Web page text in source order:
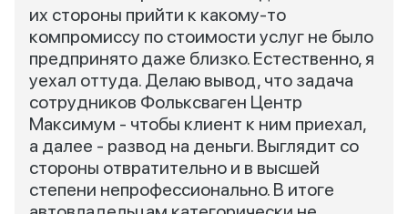
их стороны прийти к какому-то
компромиссу по стоимости услуг не было
предпринято даже близко. Естественно, я
уехал оттуда. Делаю вывод, что задача
сотрудников Фольксваген Центр
Максимум - чтобы клиент к ним приехал,
а далее - развод на деньги. Выглядит со
стороны отвратительно и в высшей
степени непрофессионально. В итоге